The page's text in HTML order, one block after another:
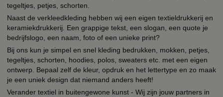
tegeltjes, petjes, schorten.
Naast de verkleedkleding hebben wij een eigen textieldrukkerij en
keramiekdrukkerij. Een grappige tekst, een slogan, een quote je
bedrijfslogo, een naam, foto of een unieke print?
Bij ons kun je simpel en snel kleding bedrukken, mokken, petjes,
tegeltjes, schorten, hoodies, polos, sweaters etc. met een eigen
ontwerp. Bepaal zelf de kleur, opdruk en het lettertype en zo maak
je een uniek design dat niemand anders heeft!
Verander textiel in buitengewone kunst - Wij zijn jouw partners in